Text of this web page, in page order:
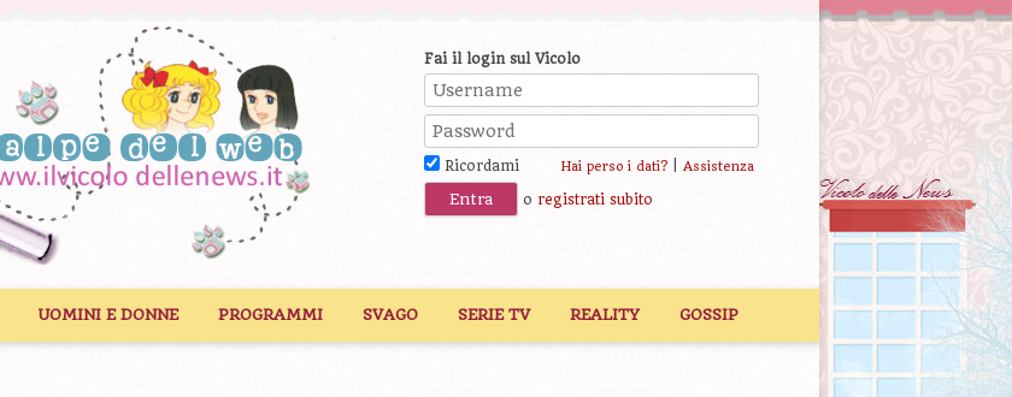
Fai il login sul Vicolo
Ricordami Hai perso i dati?| Assistenza
o registrati subito
UOMINI E DONNE PROGRAMMI SVAGO SERIE TV REALITY GOSSIP